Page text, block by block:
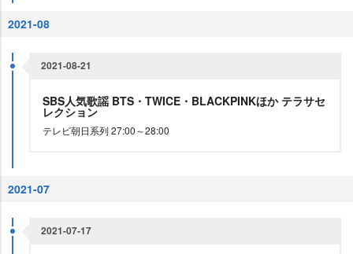
2021-08
2021-08-21
SBS人気歌謡 BTS・TWICE・BLACKPINKほか テラサセ
レクション
テレビ朝日系列 27:00～28:00
2021-07
2021-07-17